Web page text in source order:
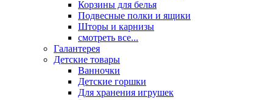
Корзины для белья
Подвесные полки и ящики
Шторы и карнизы
смотреть все...
Галантерея
Детские товары
Ванночки
Детские горшки
Для хранения игрушек